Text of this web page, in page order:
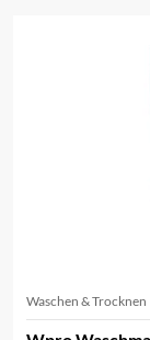
Waschen & Trocknen